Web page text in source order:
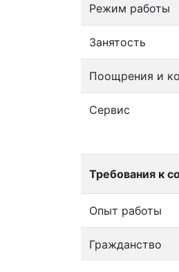
Режим работы
Занятость
Поощрения и
Сервис
Требования к
Опыт работы
Гражданство